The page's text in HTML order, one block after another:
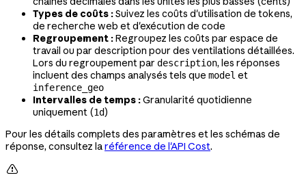
Types de coûts :Suivez les coûts d'utilisation de tokens,
de recherche web et d'exécution de code
Regroupement :Regroupez les coûts par espace de
travail ou par description pour des ventilations détaillées.
Lors du regroupement par description, les réponses
incluent des champs analysés tels que model et
inference_geo
Intervalles de temps :Granularité quotidienne
uniquement (1d)
Pour les détails complets des paramètres et les schémas de
réponse, consultez laréférence de l'API Cost.
